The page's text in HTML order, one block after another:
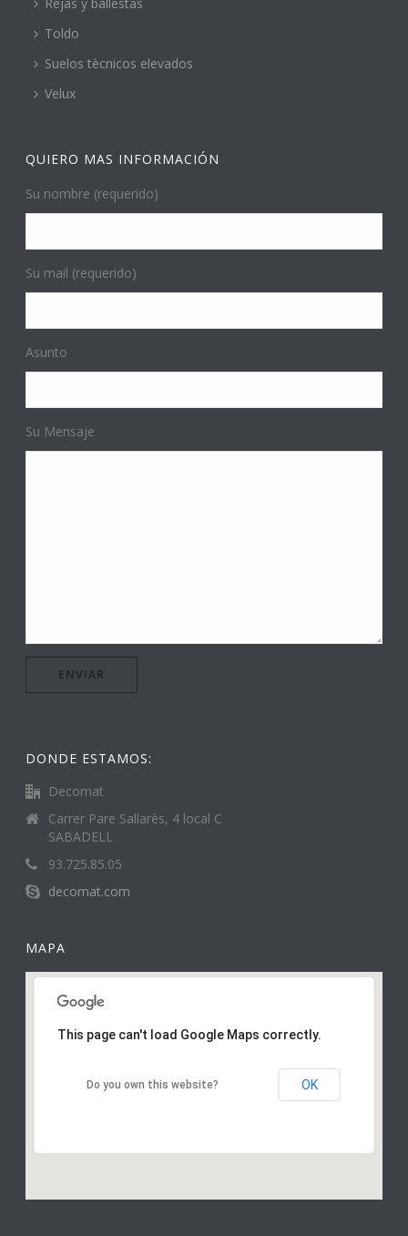
Toldo
Suelos tècnicos elevados
Velux
QUIERO MAS INFORMACIÓN
Su nombre (requerido)
Su mail (requerido)
Asunto
Su Mensaje
DONDE ESTAMOS:
Decomat
Carrer Pare Sallarès, 4 local C
SABADELL
93.725.85.05
decomat.com
MAPA
This page can't load Google Maps correctly.
Do you own this website? OK